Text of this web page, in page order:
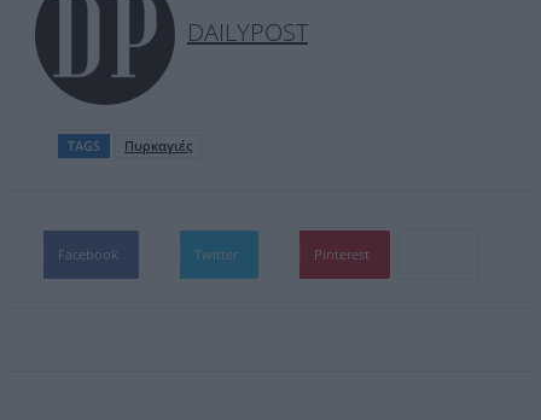
DAILYPOST
TAGS Πυρκαγιές
Facebook Twitter Pinterest